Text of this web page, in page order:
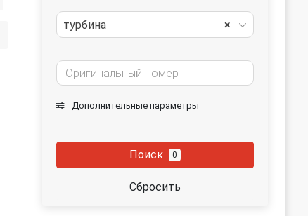
×
турбина
Дополнительные параметры
Поиск 0
Сбросить